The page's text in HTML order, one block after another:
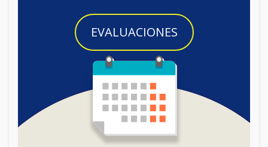
EVALUACIONES